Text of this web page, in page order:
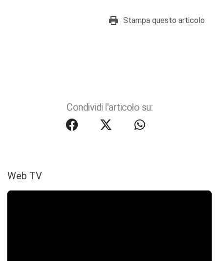
Stampa questo articolo
Condividi l'articolo su:
Web TV